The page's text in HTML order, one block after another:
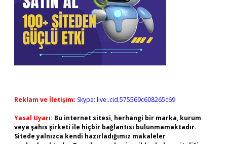
Reklam ve İletişim: Skype: live:.cid.575569c608265c69
Yasal Uyarı: Bu internet sitesi, herhangi bir marka, kurum
veya şahıs şirketi ile hiçbir bağlantısı bulunmamaktadır.
Sitede yalnızca kendi hazırladığımız makaleler